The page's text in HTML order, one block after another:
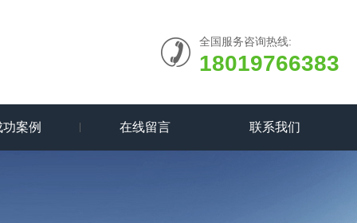
全国服务咨询热线:
18019766383
功案例 在线留言 联系我们